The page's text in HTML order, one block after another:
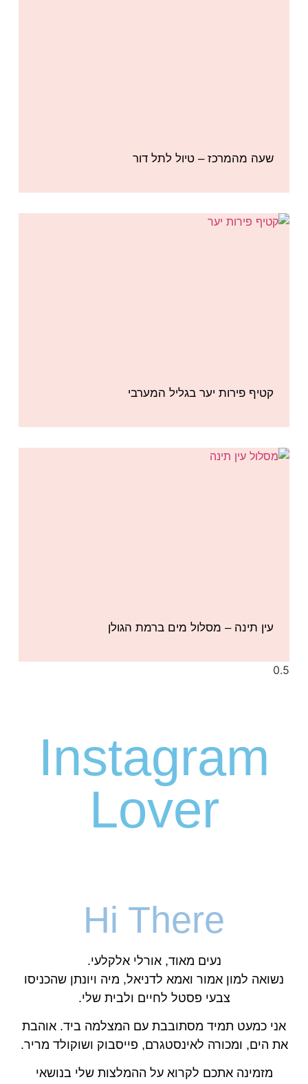
שעה מהמרכז – טיול לתל דור
קטיף פירות יער בגליל המערבי
עין תינה – מסלול מים ברמת הגולן
Instagram
Lover
Hi There
נעים מאוד, אורלי אלקלעי.
נשואה למון אמור ואמא לדניאל, מיה ויונתן שהכניסו
צבעי פסטל לחיים ולבית שלי.
אני כמעט תמיד מסתובבת עם המצלמה ביד. אוהבת
את הים, ומכורה לאינסטגרם, פייסבוק ושוקולד מריר.
מזמינה אתכם לקרוא על ההמלצות שלי בנושאי